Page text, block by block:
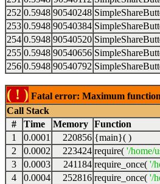
252 0.5948 90540248
253 0.5948 90540384
254 0.5948 90540520
255 0.5948 90540656
256 0.5948 90540792
( ! ) Fatal error: Maximum
Call Stack
#
Time Memory Function
1
0.0001 220856 {main}( )
2
0.0002 223424 require( '/home/
3
0.0003 241184 require_once( '/
4
0.0004 252816 require_once( '/